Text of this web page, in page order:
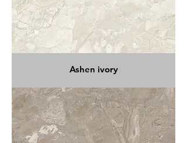
Ashen ivory